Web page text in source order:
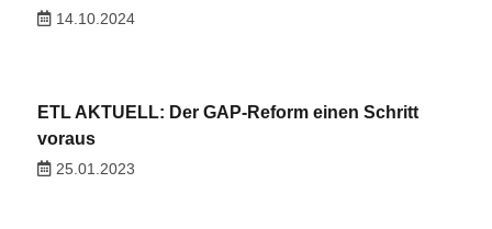
14.10.2024
ETL AKTUELL: Der GAP-Reform einen Schritt
voraus
25.01.2023